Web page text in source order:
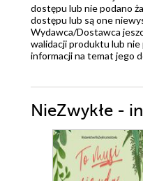
dostępu lub nie podano
dostępu lub są one
Wydawca/Dostawca
walidacji produktu lub nie
informacji na temat jego
NieZwykłe -